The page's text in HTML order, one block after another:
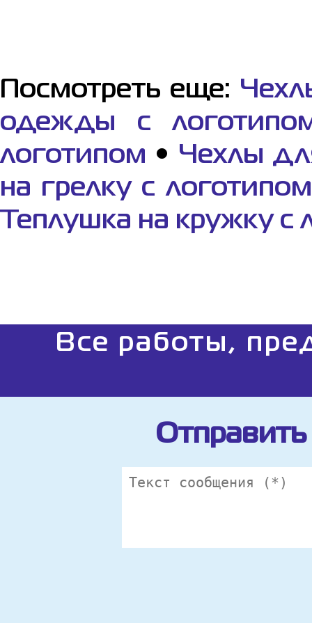
Посмотреть еще:
одежды с
логотипом • Чехлы
на грелку с логотипом
Теплушка на кружку с
Все работы,
Отправить